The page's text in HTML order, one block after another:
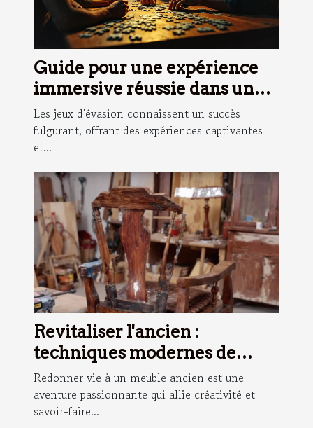
Guide pour une expérience
immersive réussie dans un
jeu d'évasion
Les jeux d'évasion connaissent un succès
fulgurant, offrant des expériences captivantes
et...
Revitaliser l'ancien :
techniques modernes de
restauration de meubles
Redonner vie à un meuble ancien est une
aventure passionnante qui allie créativité et
savoir-faire...